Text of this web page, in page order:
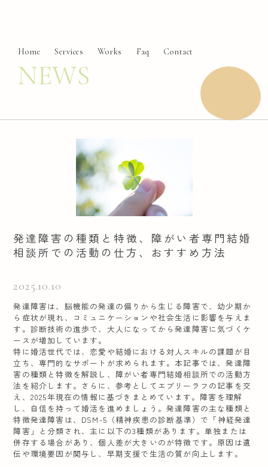
Home Services Works Faq Contact
NEWS
発達障害の種類と特徴、障がい者専門結婚
相談所での活動の仕方、おすすめ方法
2025.10.10
発達障害は、脳機能の発達の偏りから生じる障害で、幼少期か
ら症状が現れ、コミュニケーションや社会生活に影響を与えま
す。診断技術の進歩で、大人になってから発達障害に気づくケ
ースが増加しています。
特に婚活世代では、恋愛や結婚における対人スキルの課題が目
立ち、専門的なサポートが求められます。本記事では、発達障
害の種類と特徴を解説し、障がい者専門結婚相談所での活動方
法を紹介します。さらに、参考としてエブリーラフの記事を交
え、2025年現在の情報に基づきまとめています。障害を理解
し、自信を持って婚活を進めましょう。 発達障害の主な種類と
特徴発達障害は、DSM-5（精神疾患の診断基準）で「神経発達
障害」と分類され、主に以下の3種類があります。単独または
併存する場合があり、個人差が大きいのが特徴です。原因は遺
伝や環境要因が関与し、早期支援で生活の質が向上します。